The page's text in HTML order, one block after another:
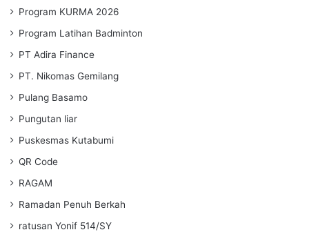
Program KURMA 2026
Program Latihan Badminton
PT Adira Finance
PT. Nikomas Gemilang
Pulang Basamo
Pungutan liar
Puskesmas Kutabumi
QR Code
RAGAM
Ramadan Penuh Berkah
ratusan Yonif 514/SY